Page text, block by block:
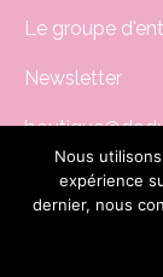
Le groupe
Newsletter
Nous
expérience
dernier, nous